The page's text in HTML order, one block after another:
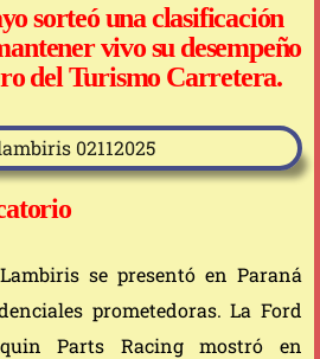
sorteó una clasificación
vivo su desempeño
del Turismo Carretera.
se presentó en Paraná
prometedoras. La Ford
Parts Racing mostró en